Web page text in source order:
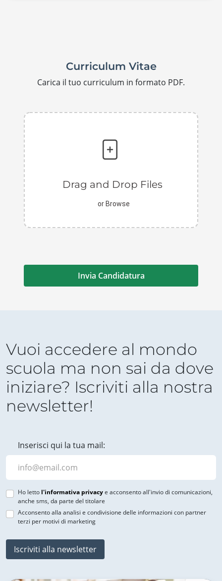
Curriculum Vitae
Carica il tuo curriculum in formato PDF.
Vuoi accedere al mondo
scuola ma non sai da dove
iniziare? Iscriviti alla nostra
newsletter!
Inserisci qui la tua mail:
Ho letto l'informativa privacye acconsento all'invio di comunicazioni,
anche sms, da parte del titolare
Acconsento alla analisi e condivisione delle informazioni con partner
terzi per motivi di marketing
Iscriviti alla newsletter